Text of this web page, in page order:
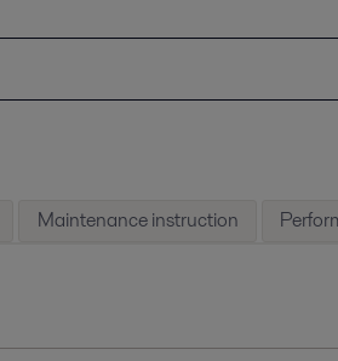
Maintenance instruction